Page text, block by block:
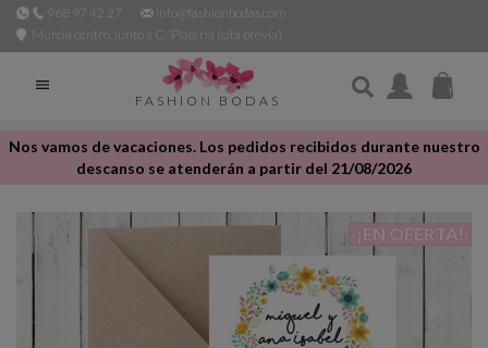
968 97 42 27
info@fashionbodas.com
Murcia centro, junto a C/ Platería (cita previa)

FASHION BODAS
Nos vamos de vacaciones. Los pedidos recibidos durante nuestro
descanso se atenderán a partir del 21/08/2026
¡EN OFERTA!